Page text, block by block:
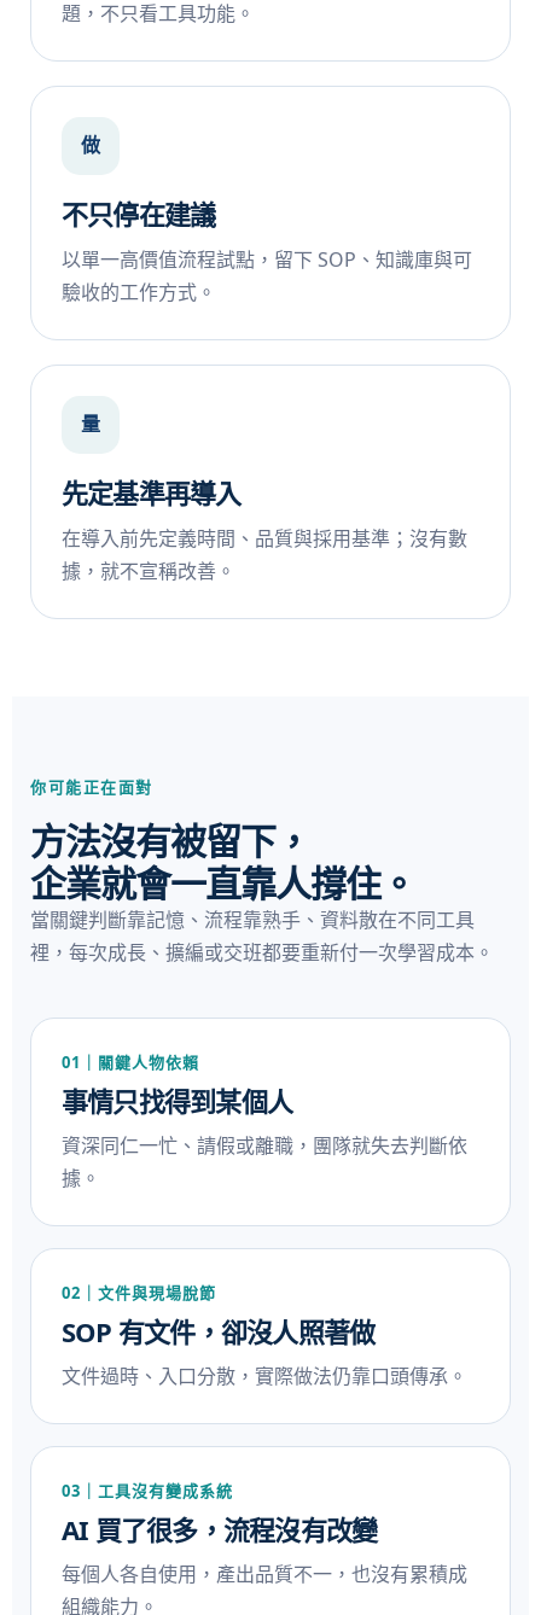
題，不只看工具功能。
做
不只停在建議
以單一高價值流程試點，留下 SOP、知識庫與可
驗收的工作方式。
量
先定基準再導入
在導入前先定義時間、品質與採用基準；沒有數
據，就不宣稱改善。
你可能正在面對
方法沒有被留下，
企業就會一直靠人撐住。
當關鍵判斷靠記憶、流程靠熟手、資料散在不同工具
裡，每次成長、擴編或交班都要重新付一次學習成本。
01｜關鍵人物依賴
事情只找得到某個人
資深同仁一忙、請假或離職，團隊就失去判斷依
據。
02｜文件與現場脫節
SOP 有文件，卻沒人照著做
文件過時、入口分散，實際做法仍靠口頭傳承。
03｜工具沒有變成系統
AI 買了很多，流程沒有改變
每個人各自使用，產出品質不一，也沒有累積成
組織能力。